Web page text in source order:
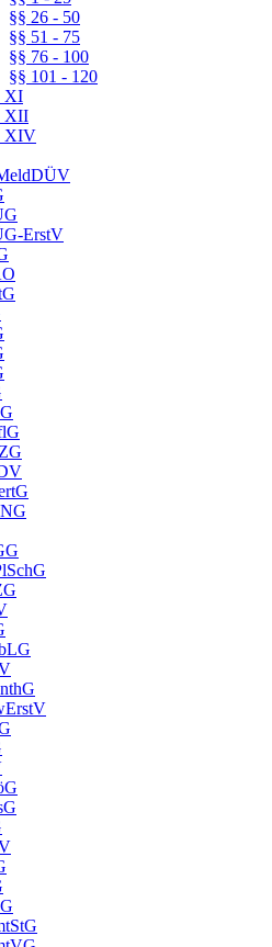
§§ 26 - 50
§§ 51 - 75
§§ 76 - 100
§§ 101 - 120
XI
XII
XIV
ErstV